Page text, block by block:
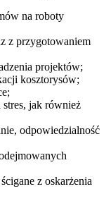
na roboty
z przygotowaniem
projektów;
kosztorysów;
stres, jak również
odpowiedzialność
z oskarżenia